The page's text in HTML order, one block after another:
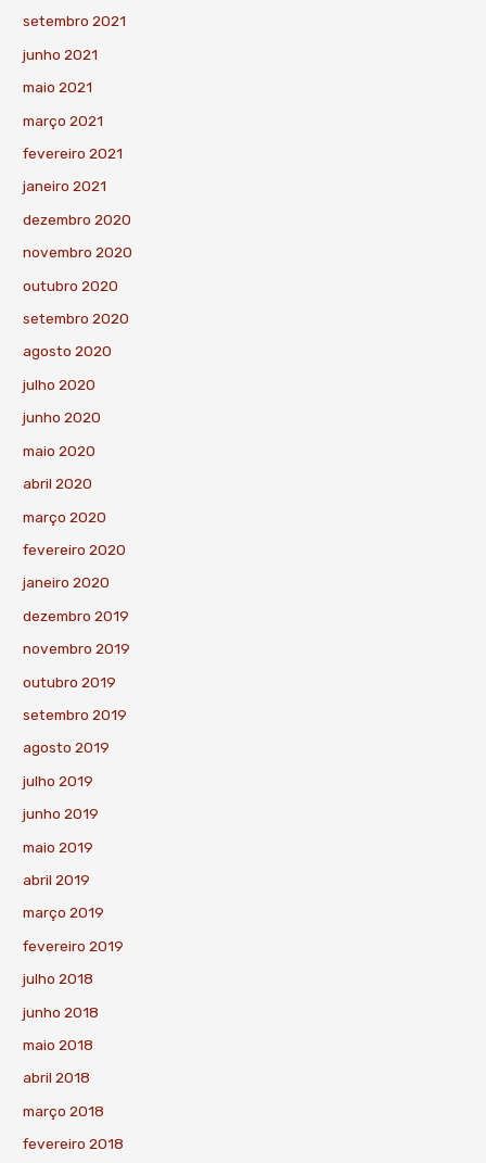
setembro 2021
junho 2021
maio 2021
março 2021
fevereiro 2021
janeiro 2021
dezembro 2020
novembro 2020
outubro 2020
setembro 2020
agosto 2020
julho 2020
junho 2020
maio 2020
abril 2020
março 2020
fevereiro 2020
janeiro 2020
dezembro 2019
novembro 2019
outubro 2019
setembro 2019
agosto 2019
julho 2019
junho 2019
maio 2019
abril 2019
março 2019
fevereiro 2019
julho 2018
junho 2018
maio 2018
abril 2018
março 2018
fevereiro 2018